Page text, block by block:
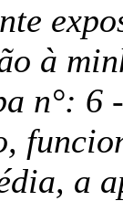
à
n°: 6
a